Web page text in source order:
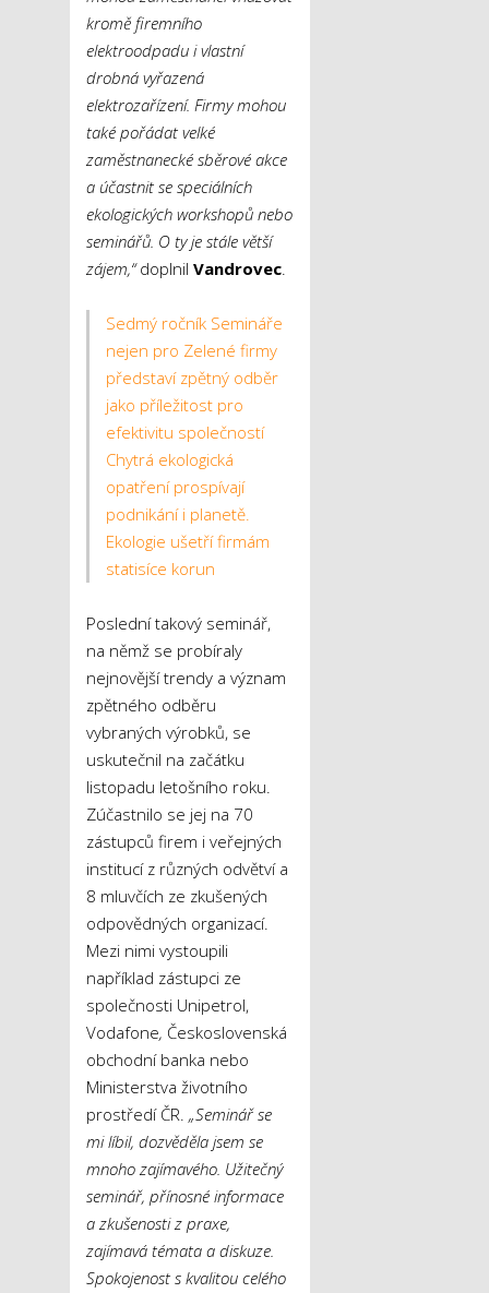
kromě firemního
elektroodpadu i vlastní
drobná vyřazená
elektrozařízení. Firmy mohou
také pořádat velké
zaměstnanecké sběrové akce
a účastnit se speciálních
ekologických workshopů nebo
seminářů. O ty je stále větší
zájem,“doplnil Vandrovec.
Sedmý ročník Semináře
nejen pro Zelené firmy
představí zpětný odběr
jako příležitost pro
efektivitu společností
Chytrá ekologická
opatření prospívají
podnikání i planetě.
Ekologie ušetří firmám
statisíce korun
Poslední takový seminář,
na němž se probíraly
nejnovější trendy a význam
zpětného odběru
vybraných výrobků, se
uskutečnil na začátku
listopadu letošního roku.
Zúčastnilo se jej na 70
zástupců firem i veřejných
institucí z různých odvětví a
8 mluvčích ze zkušených
odpovědných organizací.
Mezi nimi vystoupili
například zástupci ze
společnosti Unipetrol,
Vodafone, Československá
obchodní banka nebo
Ministerstva životního
prostředí ČR. „Seminář se
mi líbil, dozvěděla jsem se
mnoho zajímavého. Užitečný
seminář, přínosné informace
a zkušenosti z praxe,
zajímavá témata a diskuze.
Spokojenost s kvalitou celého